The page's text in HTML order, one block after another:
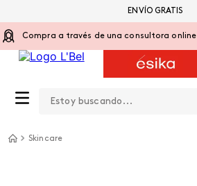
Compra a través de una consultora online
ENVÍO GRATIS
Skincare